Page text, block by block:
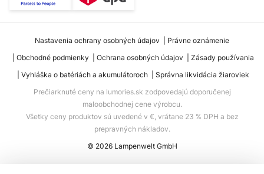
Nastavenia ochrany osobných údajov
Právne oznámenie
Obchodné podmienky
Ochrana osobných údajov
Zásady používania
Vyhláška o batériách a akumulátoroch
Správna likvidácia žiaroviek
Prečiarknuté ceny na lumories.sk zodpovedajú doporučenej
maloobchodnej cene výrobcu.
Všetky ceny produktov sú uvedené v €, vrátane 23 % DPH a bez
prepravných nákladov.
© 2026 Lampenwelt GmbH